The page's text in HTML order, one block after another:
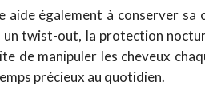
aide également à conserver sa
un twist-out, la protection
de manipuler les cheveux
précieux au quotidien.